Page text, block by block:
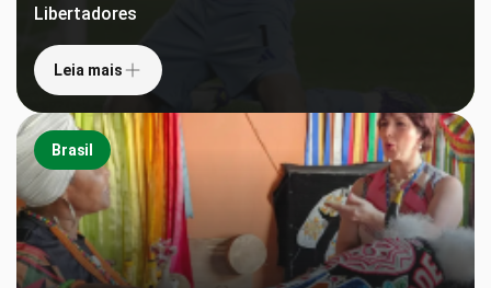
Libertadores
Leia mais
Brasil